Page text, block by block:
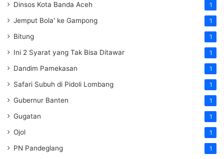
Dinsos Kota Banda Aceh 1
Jemput Bola' ke Gampong 1
Bitung 1
Ini 2 Syarat yang Tak Bisa Ditawar 1
Dandim Pamekasan 1
Safari Subuh di Pidoli Lombang 1
Gubernur Banten 1
Gugatan 1
Ojol 1
PN Pandeglang 1